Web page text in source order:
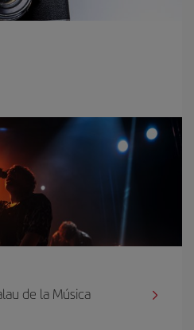
de la Música